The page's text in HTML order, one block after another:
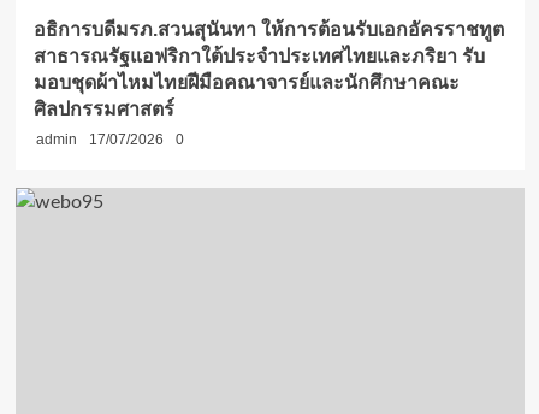
อธิการบดีมรภ.สวนสุนันทา ให้การต้อนรับเอกอัครราชทูต
สาธารณรัฐแอฟริกาใต้ประจำประเทศไทยและภริยา รับ
มอบชุดผ้าไหมไทยฝีมือคณาจารย์และนักศึกษาคณะ
ศิลปกรรมศาสตร์
admin 17/07/2026 0